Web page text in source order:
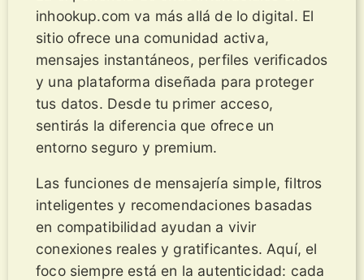
inhookup.com va más allá de lo digital. El
sitio ofrece una comunidad activa,
mensajes instantáneos, perfiles verificados
y una plataforma diseñada para proteger
tus datos. Desde tu primer acceso,
sentirás la diferencia que ofrece un
entorno seguro y premium.
Las funciones de mensajería simple, filtros
inteligentes y recomendaciones basadas
en compatibilidad ayudan a vivir
conexiones reales y gratificantes. Aquí, el
foco siempre está en la autenticidad: cada